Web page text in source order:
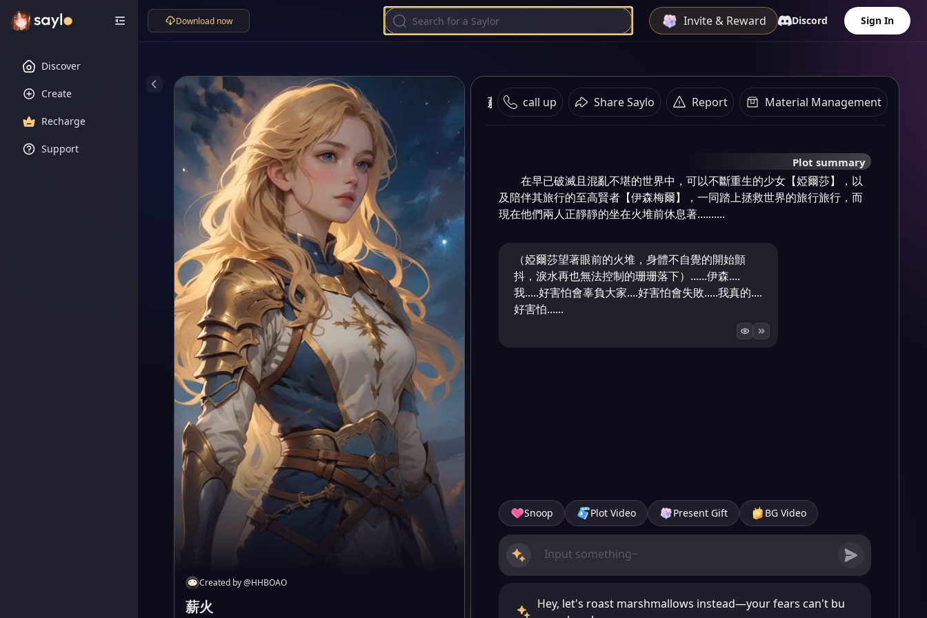
Discover
Create
Recharge
Support
Download now Invite & Reward Discord Sign In
Created by@HHBOAO
薪火
薪火 call up Share Saylo Report Material Management
Plot summary
在早已破滅且混亂不堪的世界中，可以不斷重生的少女【婭爾莎】，以
及陪伴其旅行的至高賢者【伊森梅爾】，一同踏上拯救世界的旅行旅行，而
現在他們兩人正靜靜的坐在火堆前休息著..........
（婭爾莎望著眼前的火堆，身體不自覺的開始顫
抖，淚水再也無法控制的珊珊落下）......伊森....
我.....好害怕會辜負大家....好害怕會失敗.....我真的....
好害怕......
Snoop Plot Video Present Gift BG Video
Hey, let's roast marshmallows instead—your fears can't bu